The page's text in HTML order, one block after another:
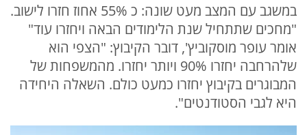
במשגב עם המצב מעט שונה: כ 55% אחוז חזרו לישוב.
"מחכים שתתחיל שנת הלימודים הבאה ויחזרו עוד"
אומר עופר מוסקוביץ', דובר הקיבוץ: "הצפי הוא
שלהרחבה יחזרו 90% ויותר יחזרו. מהמשפחות של
המבוגרים בקיבוץ יחזרו כמעט כולם. השאלה היחידה
היא לגבי הסטודנטים".